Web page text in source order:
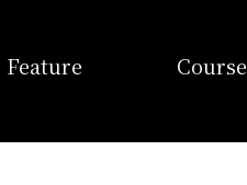
Feature
Course